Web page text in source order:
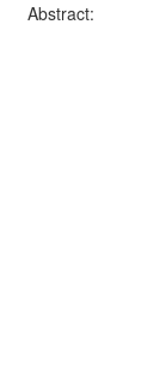
Abstract: